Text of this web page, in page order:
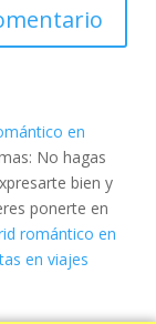
en
No hagas
bien y
ponerte en
romántico en
en viajes